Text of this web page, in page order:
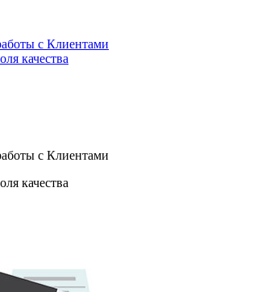
с Клиентами
качества
с Клиентами
качества